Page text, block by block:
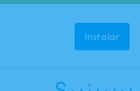
Instalar